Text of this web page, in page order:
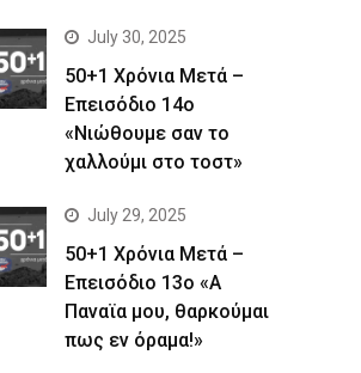
July 30, 2025
50+1 Χρόνια Μετά –
Επεισόδιο 14ο
«Νιώθουμε σαν το
χαλλούμι στο τοστ»
July 29, 2025
50+1 Χρόνια Μετά –
Επεισόδιο 13ο «Α
Παναϊα μου, θαρκούμαι
πως εν όραμα!»